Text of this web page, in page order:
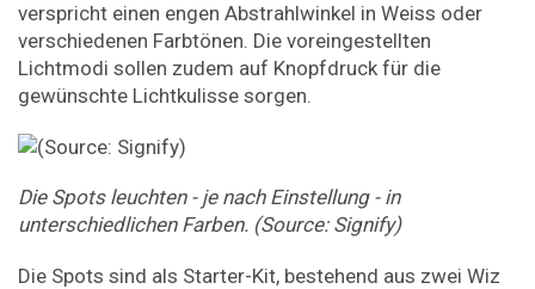
verspricht einen engen Abstrahlwinkel in Weiss oder
verschiedenen Farbtönen. Die voreingestellten
Lichtmodi sollen zudem auf Knopfdruck für die
gewünschte Lichtkulisse sorgen.
Die Spots leuchten - je nach Einstellung - in
unterschiedlichen Farben. (Source: Signify)
Die Spots sind als Starter-Kit, bestehend aus zwei Wiz